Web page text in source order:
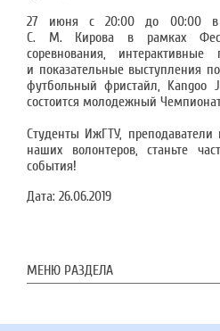
27 июня с 20:00 до 00:00 в
С. М. Кирова в рамках
соревнования, интерактивные
и показательные выступления
футбольный фристайл, Kangoo
состоится молодежный
Студенты ИжГТУ,
наших волонтеров, станьте
события!
Дата: 26.06.2019
МЕНЮ РАЗДЕЛА